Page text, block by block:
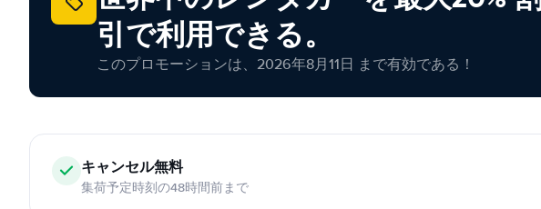
引で利用できる。
このプロモーションは、2026年8月11日 まで有効である！
キャンセル無料
集荷予定時刻の48時間前まで